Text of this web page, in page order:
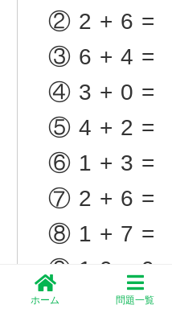
② 2+6=
③ 6+4=
④ 3+0=
⑤ 4+2=
⑥ 1+3=
⑦ 2+6=
⑧ 1+7=
⑨ 10+0=
ホーム 問題一覧